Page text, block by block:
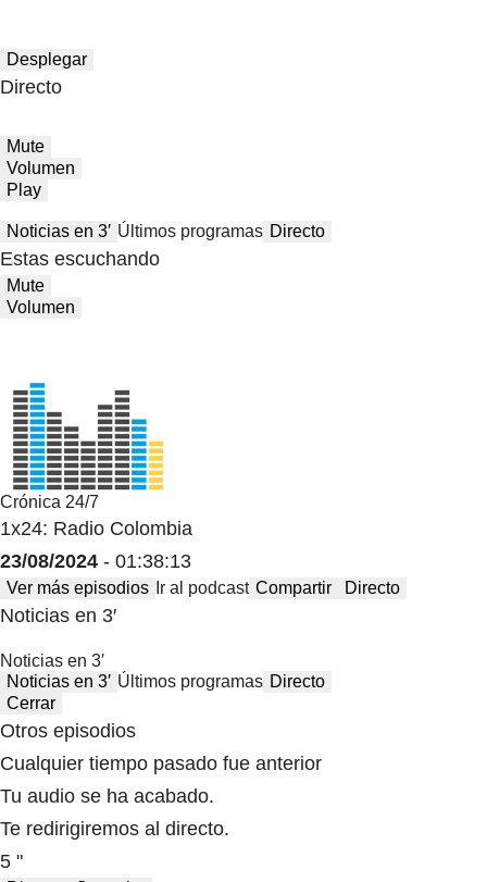
Desplegar
Directo
Mute
Volumen
Play
Noticias en 3′ Últimos programas Directo
Estas escuchando
Mute
Volumen
Crónica 24/7
1x24: Radio Colombia
23/08/2024 - 01:38:13
Ver más episodios Ir al podcast Compartir Directo
Noticias en 3′
Noticias en 3′
Noticias en 3′ Últimos programas Directo
Cerrar
Otros episodios
Cualquier tiempo pasado fue anterior
Tu audio se ha acabado.
Te redirigiremos al directo.
5 "